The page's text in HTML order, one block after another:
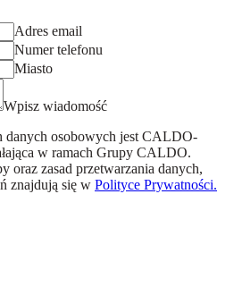
Adres email
Numer telefonu
Miasto
Wpisz wiadomość
danych osobowych jest CALDO-
w ramach Grupy CALDO.
oraz zasad przetwarzania danych,
znajdują się w Polityce Prywatności.